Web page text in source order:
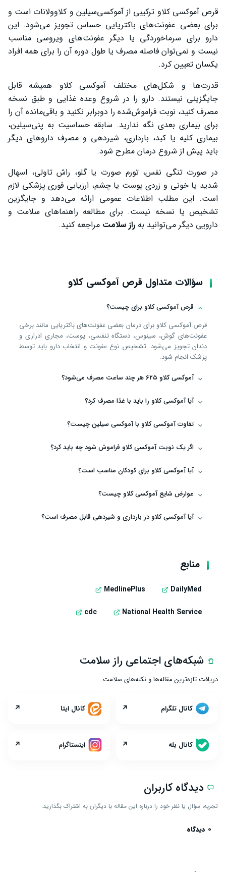
قرص آموکسی کلاو ترکیبی از آموکسی‌سیلین و کلاوولانات است و
برای بعضی عفونت‌های باکتریایی حساس تجویز می‌شود. این
دارو برای سرماخوردگی یا دیگر عفونت‌های ویروسی مناسب
نیست و نمی‌توان فاصله مصرف یا طول دوره آن را برای همه افراد
یکسان تعیین کرد.
قدرت‌ها و شکل‌های مختلف آموکسی کلاو همیشه قابل
جایگزینی نیستند. دارو را در شروع وعده غذایی و طبق نسخه
مصرف کنید، نوبت فراموش‌شده را دوبرابر نکنید و باقی‌مانده آن را
برای بیماری بعدی نگه ندارید. سابقه حساسیت به پنی‌سیلین،
بیماری کلیه یا کبد، بارداری، شیردهی و مصرف داروهای دیگر
باید پیش از شروع درمان مطرح شود.
در صورت تنگی نفس، تورم صورت یا گلو، راش تاولی، اسهال
شدید یا خونی و زردی پوست یا چشم، ارزیابی فوری پزشکی لازم
است. این مطلب اطلاعات عمومی ارائه می‌دهد و جایگزین
تشخیص یا نسخه نیست. برای مطالعه راهنماهای سلامت و
دارویی دیگر می‌توانید به راز سلامت مراجعه کنید.
سؤالات متداول قرص آموکسی کلاو
قرص آموکسی کلاو برای چیست؟
قرص آموکسی کلاو برای درمان بعضی عفونت‌های باکتریایی مانند برخی
عفونت‌های گوش، سینوس، دستگاه تنفسی، پوست، مجاری ادراری و
دندان تجویز می‌شود. تشخیص نوع عفونت و انتخاب دارو باید توسط
پزشک انجام شود.
آموکسی کلاو ۶۲۵ هر چند ساعت مصرف می‌شود؟
آیا آموکسی کلاو را باید با غذا مصرف کرد؟
تفاوت آموکسی کلاو با آموکسی سیلین چیست؟
اگر یک نوبت آموکسی کلاو فراموش شود چه باید کرد؟
آیا آموکسی کلاو برای کودکان مناسب است؟
عوارض شایع آموکسی کلاو چیست؟
آیا آموکسی کلاو در بارداری و شیردهی قابل مصرف است؟
منابع
DailyMed
MedlinePlus
National Health Service
cdc
شبکه‌های اجتماعی راز سلامت
دریافت تازه‌ترین مقاله‌ها و نکته‌های سلامت
کانال تلگرام ↗ کانال ایتا ↗
کانال بله ↗ اینستاگرام ↗
دیدگاه کاربران
تجربه، سؤال یا نظر خود را درباره این مقاله با دیگران به اشتراک بگذارید.
0 دیدگاه